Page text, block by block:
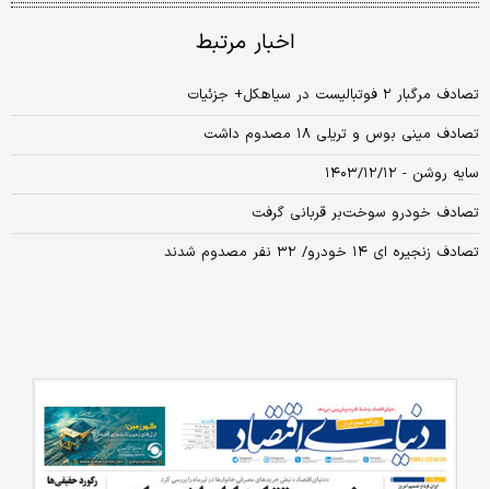
اخبار مرتبط
تصادف مرگبار ۲ فوتبالیست در سیاهکل+ جزئیات
تصادف مینی بوس و تریلی ۱۸ مصدوم داشت
سایه روشن - ۱۴۰۳/۱۲/۱۲
تصادف خودرو سوخت‌بر قربانی گرفت
تصادف زنجیره ای ۱۴ خودرو/ ۳۲ نفر مصدوم شدند